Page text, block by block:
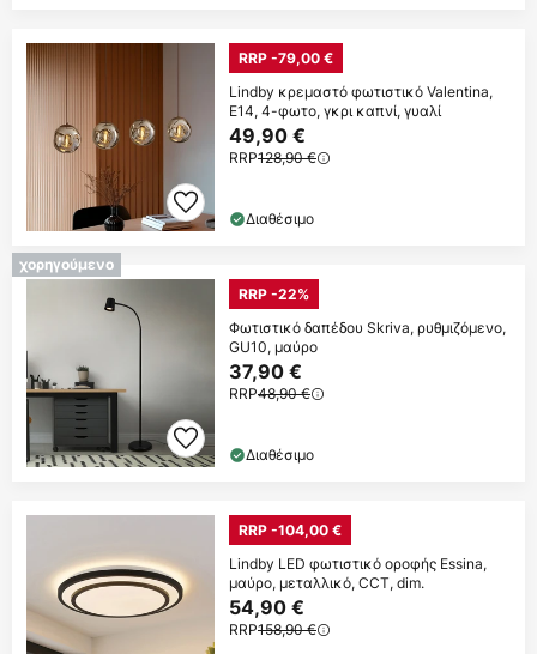
RRP -79,00 €
Lindby κρεμαστό φωτιστικό Valentina,
E14, 4-φωτο, γκρι καπνί, γυαλί
49,90 €
RRP128,90 €
Διαθέσιμο
χορηγούμενο
RRP -22%
Φωτιστικό δαπέδου Skriva, ρυθμιζόμενο,
GU10, μαύρο
37,90 €
RRP48,90 €
Διαθέσιμο
RRP -104,00 €
Lindby LED φωτιστικό οροφής Essina,
μαύρο, μεταλλικό, CCT, dim.
54,90 €
RRP158,90 €